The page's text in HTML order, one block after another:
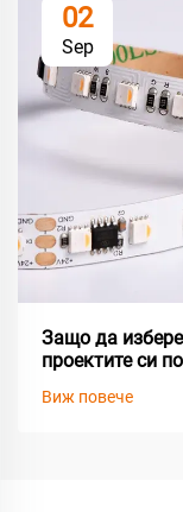
02
Sep
Защо да
проектите си
Виж повече